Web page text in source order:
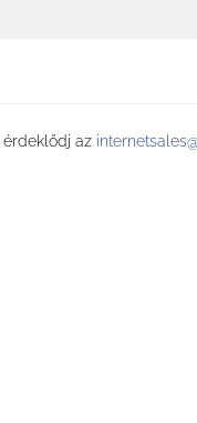
érdeklődj az